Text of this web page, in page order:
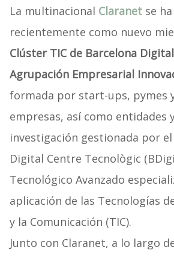
La multinacional Claranet se
recientemente como nuevo
Clúster TIC de Barcelona Digital
Agrupación Empresarial
formada por start-ups, pymes
empresas, así como entidades
investigación gestionada por
Digital Centre Tecnològic
Tecnológico Avanzado
aplicación de las Tecnologías
y la Comunicación (TIC).
Junto con Claranet, a lo largo